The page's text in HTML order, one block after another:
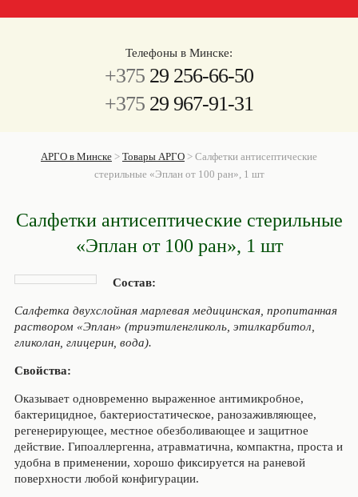
Телефоны в Минске:
+375 29 256-66-50
+375 29 967-91-31
АРГО в Минске > Товары АРГО > Салфетки антисептические
стерильные «Эплан от 100 ран», 1 шт
Салфетки антисептические стерильные
«Эплан от 100 ран», 1 шт
Состав:
Салфетка двухслойная марлевая медицинская, пропитанная
раствором «Эплан» (триэтиленгликоль, этилкарбитол,
гликолан, глицерин, вода).
Свойства:
Оказывает одновременно выраженное антимикробное,
бактерицидное, бактериостатическое, ранозаживляющее,
регенерирующее, местное обезболивающее и защитное
действие. Гипоаллергенна, атравматична, компактна, проста и
удобна в применении, хорошо фиксируется на раневой
поверхности любой конфигурации.